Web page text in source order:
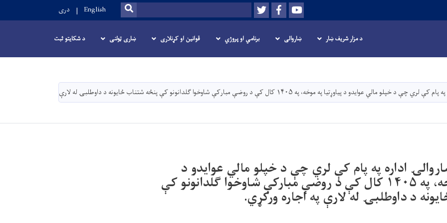
دانګل
Youtube
Facebook
Twitter
لټون SEARCH
English دری
د مزار شریف ښار ښاروالی برنامي او پروژي قوانین او کړنلاری ښاری ټولنی د شکایتو ثبت
د پیاوړتیا په موخه، په ۱۴۰۵ کال کې د روضې مبارکې شاوخوا ګلدانونو کې پنځه شتناب ځایونه د داوطلبۍ له لارې په اجاره ورکړي.
اداره په پام کې لري چې د خپلو مالي عوایدو د
پیاوړتیا په موخه، په ۱۴۰۵ کال کې د روضې مبارکې شاوخوا ګلدانونو کې
د داوطلبۍ له لارې په اجاره ورکړي.